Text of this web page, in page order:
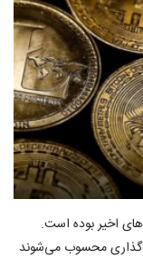
اخیر بوده است.
محسوب می‌شوند